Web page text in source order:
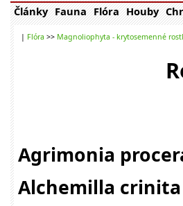
Články Fauna Flóra Houby
| Flóra >> Magnoliophyta - krytosemenné
Agrimonia
Alchemilla